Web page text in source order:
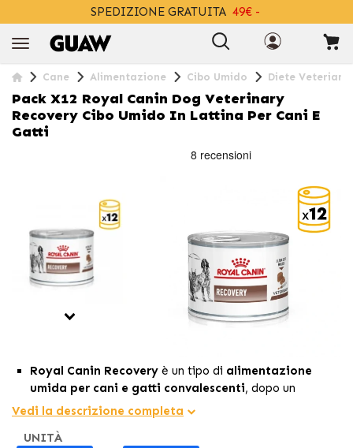
SPEDIZIONE GRATUITA 49€ -
Cane Alimentazione Cibo Umido Diete
Pack X12 Royal Canin Dog Veterinary
Recovery Cibo Umido In Lattina Per Cani E
Gatti
Royal Canin Recoveryè un tipo di alimentazione
umida per cani e gatti convalescenti, dopo un
intervento chirurgico, un incidente o un cambiamento
drastico nella loro vita.
È consigliato anche per animali denutriti o con
Vedi la descrizione completa
UNITÀ